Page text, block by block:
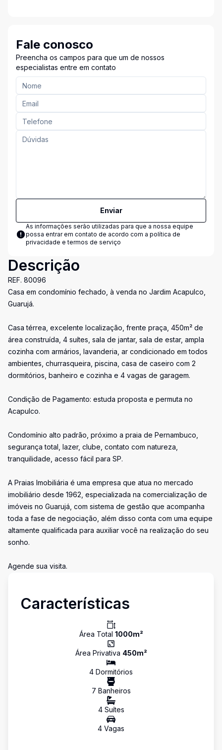
Fale conosco
Preencha os campos para que um de nossos
especialistas entre em contato
Enviar
As informações serão utilizadas para que a nossa equipe
possa entrar em contato de acordo com a política de
privacidade e termos de serviço
Descrição
REF. 80096
Casa em condomínio fechado, à venda no Jardim Acapulco,
Guarujá.
Casa térrea, excelente localização, frente praça, 450m² de
área construída, 4 suítes, sala de jantar, sala de estar, ampla
cozinha com armários, lavanderia, ar condicionado em todos
ambientes, churrasqueira, piscina, casa de caseiro com 2
dormitórios, banheiro e cozinha e 4 vagas de garagem.
Condição de Pagamento: estuda proposta e permuta no
Acapulco.
Condomínio alto padrão, próximo a praia de Pernambuco,
segurança total, lazer, clube, contato com natureza,
tranquilidade, acesso fácil para SP.
A Praias Imobiliária é uma empresa que atua no mercado
imobiliário desde 1962, especializada na comercialização de
imóveis no Guarujá, com sistema de gestão que acompanha
toda a fase de negociação, além disso conta com uma equipe
altamente qualificada para auxiliar você na realização do seu
sonho.
Agende sua visita.
Características
Área Total 1000m²
Área Privativa 450m²
4 Dormitórios
7 Banheiros
4Suítes
4 Vagas